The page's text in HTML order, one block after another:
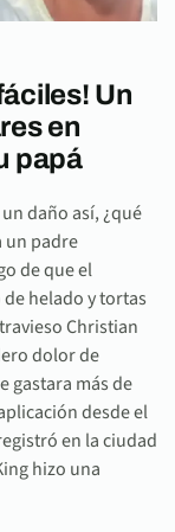
Un
en
papá
daño así, ¿qué
un padre
de que el
helado y tortas
Christian
dolor de
gastara más de
desde el
en la ciudad
hizo una